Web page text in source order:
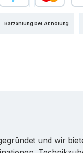
Barzahlung bei Abholung
und wir